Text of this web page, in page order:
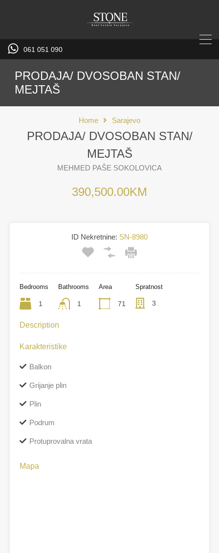
061 051 090
PRODAJA/ DVOSOBAN STAN/
MEJTAŠ
Home Sarajevo
PRODAJA/ DVOSOBAN STAN/
MEJTAŠ
MEHMED PAŠE SOKOLOVICA
390,500.00KM
ID Nekretnine: SN-8980
Bedrooms
1
Bathrooms
1
Area
71
Spratnost
3
Description
Karakteristike
Balkon
Grijanje plin
Plin
Podrum
Protuprovalna vrata
Mapa